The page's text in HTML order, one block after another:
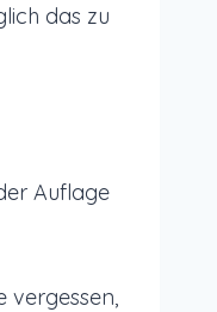
das zu
Auflage
vergessen,